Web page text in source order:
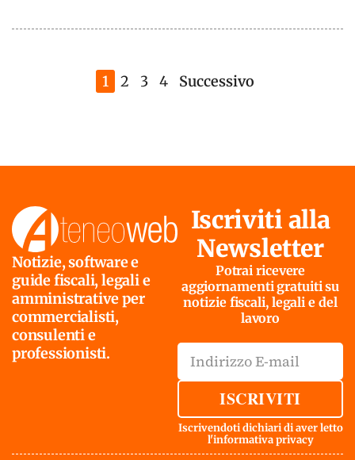
1 2 3 4 Successivo
Notizie, software e
guide fiscali, legali e
amministrative per
commercialisti,
consulenti e
professionisti.
Iscriviti alla
Newsletter
Potrai ricevere
aggiornamenti gratuiti su
notizie fiscali, legali e del
lavoro
ISCRIVITI
Iscrivendoti dichiari di aver letto
l'informativa privacy